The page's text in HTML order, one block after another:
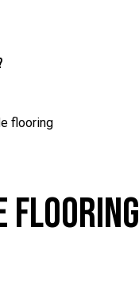
flooring